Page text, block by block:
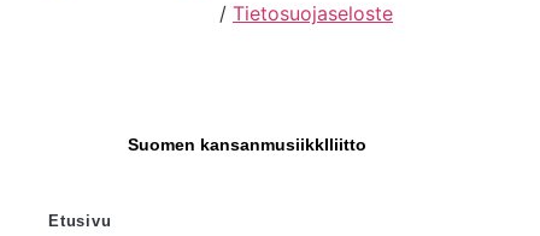
/ Tietosuojaseloste
Suomen kansanmusiikkIliitto
Etusivu